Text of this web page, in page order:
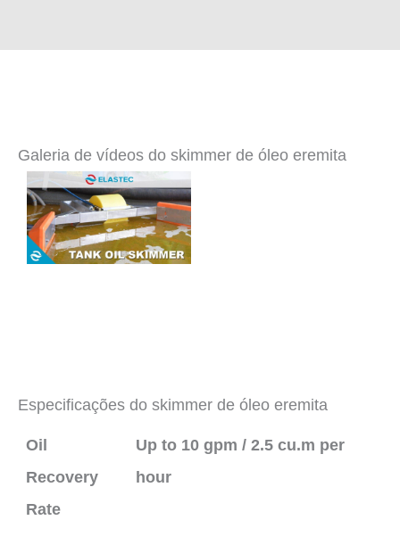
Galeria de vídeos do skimmer de óleo eremita
Especificações do skimmer de óleo eremita
Oil
Recovery
Rate
Up to 10 gpm / 2.5 cu.m per
hour